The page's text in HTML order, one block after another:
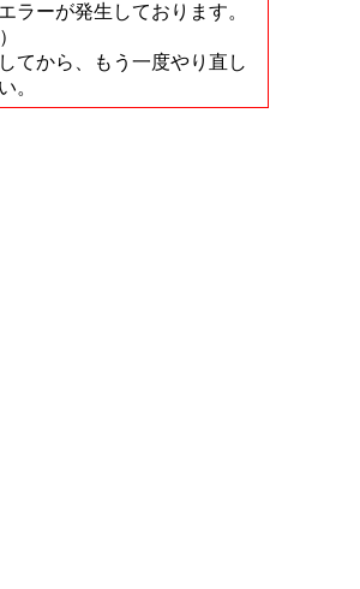
ラーが発生しております。
てから、もう一度やり直し
。